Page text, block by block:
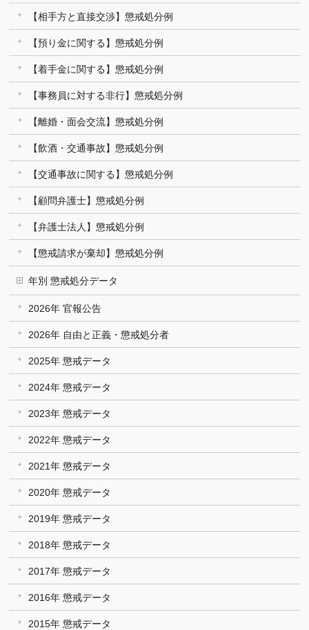
【相手方と直接交渉】懲戒処分例
【預り金に関する】懲戒処分例
【着手金に関する】懲戒処分例
【事務員に対する非行】懲戒処分例
【離婚・面会交流】懲戒処分例
【飲酒・交通事故】懲戒処分例
【交通事故に関する】懲戒処分例
【顧問弁護士】懲戒処分例
【弁護士法人】懲戒処分例
【懲戒請求が棄却】懲戒処分例
年別 懲戒処分データ
2026年 官報公告
2026年 自由と正義・懲戒処分者
2025年 懲戒データ
2024年 懲戒データ
2023年 懲戒データ
2022年 懲戒データ
2021年 懲戒データ
2020年 懲戒データ
2019年 懲戒データ
2018年 懲戒データ
2017年 懲戒データ
2016年 懲戒データ
2015年 懲戒データ